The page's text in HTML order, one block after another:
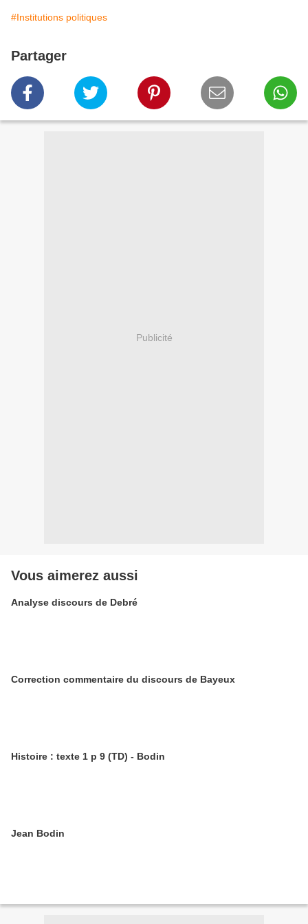
#Institutions politiques
Partager
Publicité
Vous aimerez aussi
Analyse discours de Debré
Correction commentaire du discours de Bayeux
Histoire : texte 1 p 9 (TD) - Bodin
Jean Bodin